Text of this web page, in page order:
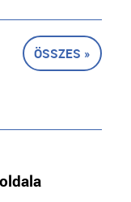
ÖSSZES »